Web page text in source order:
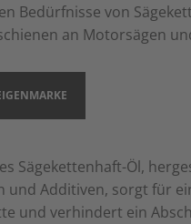
Bedürfnisse von
an Motorsägen
Sägekettenhaft-Öl,
und Additiven, sorgt für
und verhindert ein